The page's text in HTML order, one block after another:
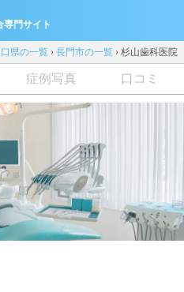
専門サイト
県の一覧 › 長門市の一覧 › 杉山歯科医院
症例写真 口コミ